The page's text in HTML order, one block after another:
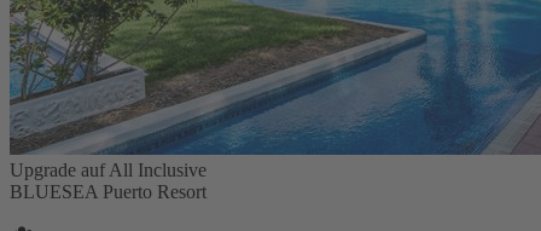
Upgrade auf All Inclusive
BLUESEA Puerto Resort